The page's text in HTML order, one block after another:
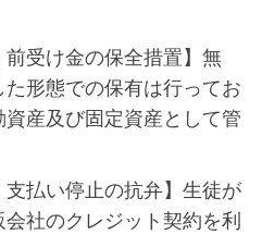
前受け金の保全措置】無
形態での保有は行ってお
産及び固定資産として管
支払い停止の抗弁】生徒が
社のクレジット契約を利